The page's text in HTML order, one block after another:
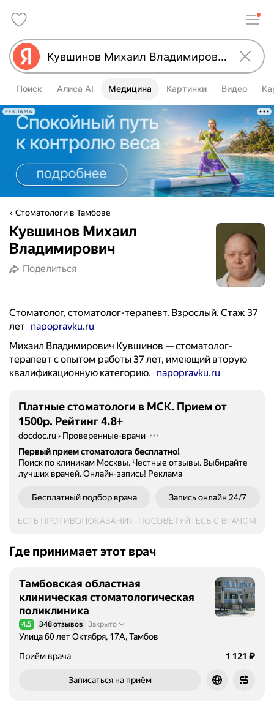
Поиск Алиса AI Медицина Картинки Видео
РЕКЛАМА
Стоматологи в Тамбове
Кувшинов Михаил
Владимирович
Поделиться
Стоматолог, стоматолог-терапевт. Взрослый. Стаж 37
лет napopravku.ru
Михаил Владимирович Кувшинов — стоматолог-
терапевт с опытом работы 37 лет, имеющий вторую
квалификационную категорию. napopravku.ru
Платные стоматологи в МСК. Прием от
1500р. Рейтинг 4.8+
docdoc.ru › Проверенные-врачи
Первый прием стоматолога бесплатно!
Поиск по клиникам Москвы. Честные отзывы. Выбирайте
лучших врачей. Онлайн-запись! Реклама
Бесплатный подбор врача Запись онлайн 24/7
Где принимает этот врач
Тамбовская областная
клиническая стоматологическая
поликлиника
Рейтинг 4,5 из 5
4,5 348 отзывов Закрыто
Улица 60 лет Октября, 17А, Тамбов
Приём врача
Цена
1121
1 121 ₽
Записаться на приём